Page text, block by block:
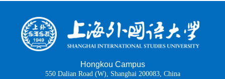
Hongkou Campus
550 Dalian Road (W), Shanghai 200083, China